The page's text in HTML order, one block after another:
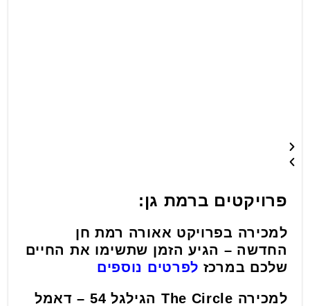
פרויקטים ברמת גן:
למכירה בפרויקט אאורה רמת חן
החדשה – הגיע הזמן שתשימו את החיים
שלכם במרכז לפרטים נוספים
למכירה The Circle הגילגל 54 – דאמל